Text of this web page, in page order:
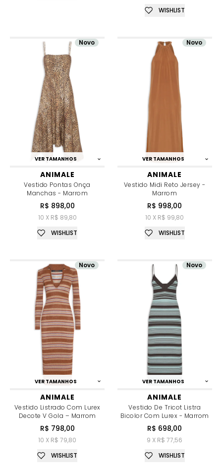
WISHLIST
VER TAMANHOS
ANIMALE
Vestido Pontas Onça
Manchas - Marrom
R$ 898,00
10 X R$ 89,80
Novo
WISHLIST
VER TAMANHOS
ANIMALE
Vestido Midi Reto Jersey -
Marrom
R$ 998,00
10 X R$ 99,80
Novo
WISHLIST
VER TAMANHOS
ANIMALE
Vestido Listrado Com Lurex
Decote V Gola – Marrom
R$ 798,00
10 X R$ 79,80
Novo
WISHLIST
VER TAMANHOS
ANIMALE
Vestido De Tricot Listra
Bicolor Com Lurex - Marrom
R$ 698,00
9 X R$ 77,56
Novo
WISHLIST